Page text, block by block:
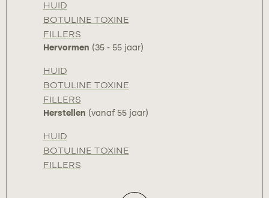
HUID
BOTULINE TOXINE
FILLERS
Hervormen (35 - 55 jaar)
HUID
BOTULINE TOXINE
FILLERS
Herstellen (vanaf 55 jaar)
HUID
BOTULINE TOXINE
FILLERS